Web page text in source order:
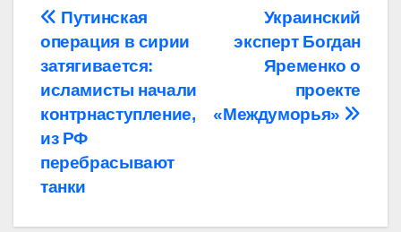
Навигация
по
записям
Украинский
эксперт Богдан
Яременко о
проекте
«Междуморья»
Путинская
операция в сирии
затягивается:
исламисты начали
контрнаступление,
из РФ
перебрасывают
танки